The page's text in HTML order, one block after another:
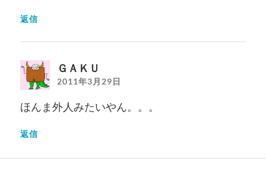
返信
ＧＡＫＵ
2011年3月29日
ほんま外人みたいやん。。。
返信